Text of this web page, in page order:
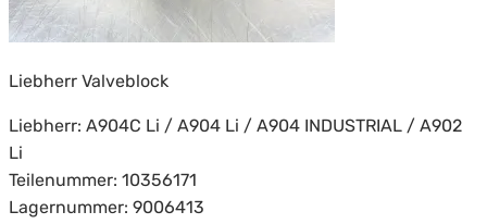
Liebherr Valveblock
Liebherr: A904C Li / A904 Li / A904 INDUSTRIAL / A902
Li
Teilenummer: 10356171
Lagernummer: 9006413